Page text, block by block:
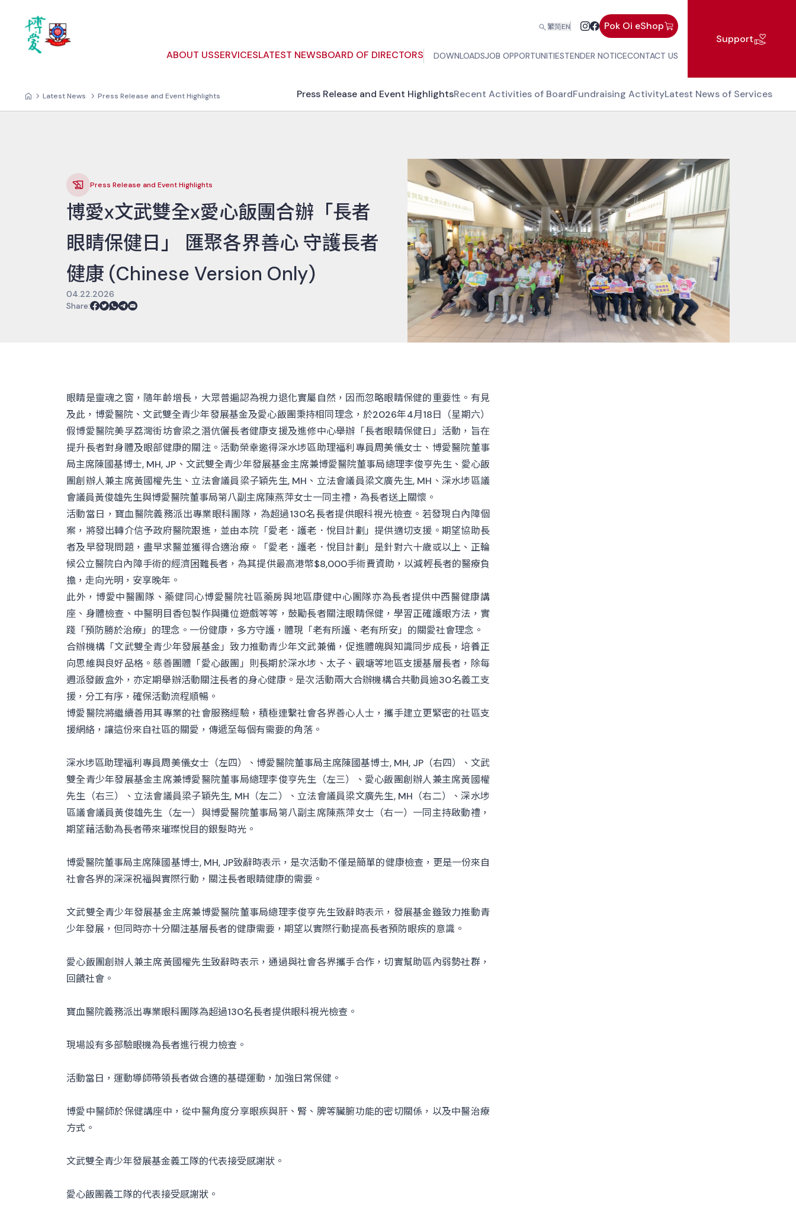
繁简EN Pok Oi eShop
ABOUT USSERVICESLATEST NEWSBOARD OF DIRECTORS DOWNLOADSJOB OPPORTUNITIESTENDER NOTICECONTACT US
Support
Latest News Press Release and Event Highlights Press Release and Event HighlightsRecent Activities of BoardFundraising ActivityLatest News of Services
Press Release and Event Highlights
博愛x文武雙全x愛心飯團合辦「長者
眼睛保健日」 匯聚各界善心 守護長者
健康 (Chinese Version Only)
04.22.2026
Share:
眼睛是靈魂之窗，隨年齡增長，大眾普遍認為視力退化實屬自然，因而忽略眼睛保健的重要性。有見
及此，博愛醫院、文武雙全青少年發展基金及愛心飯團秉持相同理念，於2026年4月18日（星期六）
假博愛醫院美孚荔灣街坊會梁之潛伉儷長者健康支援及進修中心舉辦「長者眼睛保健日」活動，旨在
提升長者對身體及眼部健康的關注。活動榮幸邀得深水埗區助理福利專員周美儀女士、博愛醫院董事
局主席陳國基博士, MH, JP、文武雙全青少年發展基金主席兼博愛醫院董事局總理李俊亨先生、愛心飯
團創辦人兼主席黃國權先生、立法會議員梁子穎先生, MH、立法會議員梁文廣先生, MH、深水埗區議
會議員黃俊雄先生與博愛醫院董事局第八副主席陳燕萍女士一同主禮，為長者送上關懷。
活動當日，寶血醫院義務派出專業眼科團隊，為超過130名長者提供眼科視光檢查。若發現白內障個
案，將發出轉介信予政府醫院跟進，並由本院「愛老．護老．悅目計劃」提供適切支援。期望協助長
者及早發現問題，盡早求醫並獲得合適治療。「愛老．護老．悅目計劃」是針對六十歲或以上、正輪
候公立醫院白內障手術的經濟困難長者，為其提供最高港幣$8,000手術費資助，以減輕長者的醫療負
擔，走向光明，安享晚年。
此外，博愛中醫團隊、藥健同心博愛醫院社區藥房與地區康健中心團隊亦為長者提供中西醫健康講
座、身體檢查、中醫明目香包製作與攤位遊戲等等，鼓勵長者關注眼睛保健，學習正確護眼方法，實
踐「預防勝於治療」的理念。一份健康，多方守護，體現「老有所護、老有所安」的關愛社會理念。
合辦機構「文武雙全青少年發展基金」致力推動青少年文武兼備，促進體魄與知識同步成長，培養正
向思維與良好品格。慈善團體「愛心飯團」則長期於深水埗、太子、觀塘等地區支援基層長者，除每
週派發飯盒外，亦定期舉辦活動關注長者的身心健康。是次活動兩大合辦機構合共動員逾30名義工支
援，分工有序，確保活動流程順暢。
博愛醫院將繼續善用其專業的社會服務經驗，積極連繫社會各界善心人士，攜手建立更緊密的社區支
援網絡，讓這份來自社區的關愛，傳遞至每個有需要的角落。
深水埗區助理福利專員周美儀女士（左四）、博愛醫院董事局主席陳國基博士, MH, JP（右四）、文武
雙全青少年發展基金主席兼博愛醫院董事局總理李俊亨先生（左三）、愛心飯團創辦人兼主席黃國權
先生（右三）、立法會議員梁子穎先生, MH（左二）、立法會議員梁文廣先生, MH（右二）、深水埗
區議會議員黃俊雄先生（左一）與博愛醫院董事局第八副主席陳燕萍女士（右一）一同主持啟動禮，
期望藉活動為長者帶來璀璨悅目的銀髮時光。
博愛醫院董事局主席陳國基博士, MH, JP致辭時表示，是次活動不僅是簡單的健康檢查，更是一份來自
社會各界的深深祝福與實際行動，關注長者眼睛健康的需要。
文武雙全青少年發展基金主席兼博愛醫院董事局總理李俊亨先生致辭時表示，發展基金雖致力推動青
少年發展，但同時亦十分關注基層長者的健康需要，期望以實際行動提高長者預防眼疾的意識。
愛心飯團創辦人兼主席黃國權先生致辭時表示，通過與社會各界攜手合作，切實幫助區內弱勢社群，
回饋社會。
寶血醫院義務派出專業眼科團隊為超過130名長者提供眼科視光檢查。
現場設有多部驗眼機為長者進行視力檢查。
活動當日，運動導師帶領長者做合適的基礎運動，加強日常保健。
博愛中醫師於保健講座中，從中醫角度分享眼疾與肝、腎、脾等臟腑功能的密切關係，以及中醫治療
方式。
文武雙全青少年發展基金義工隊的代表接受感謝狀。
愛心飯團義工隊的代表接受感謝狀。